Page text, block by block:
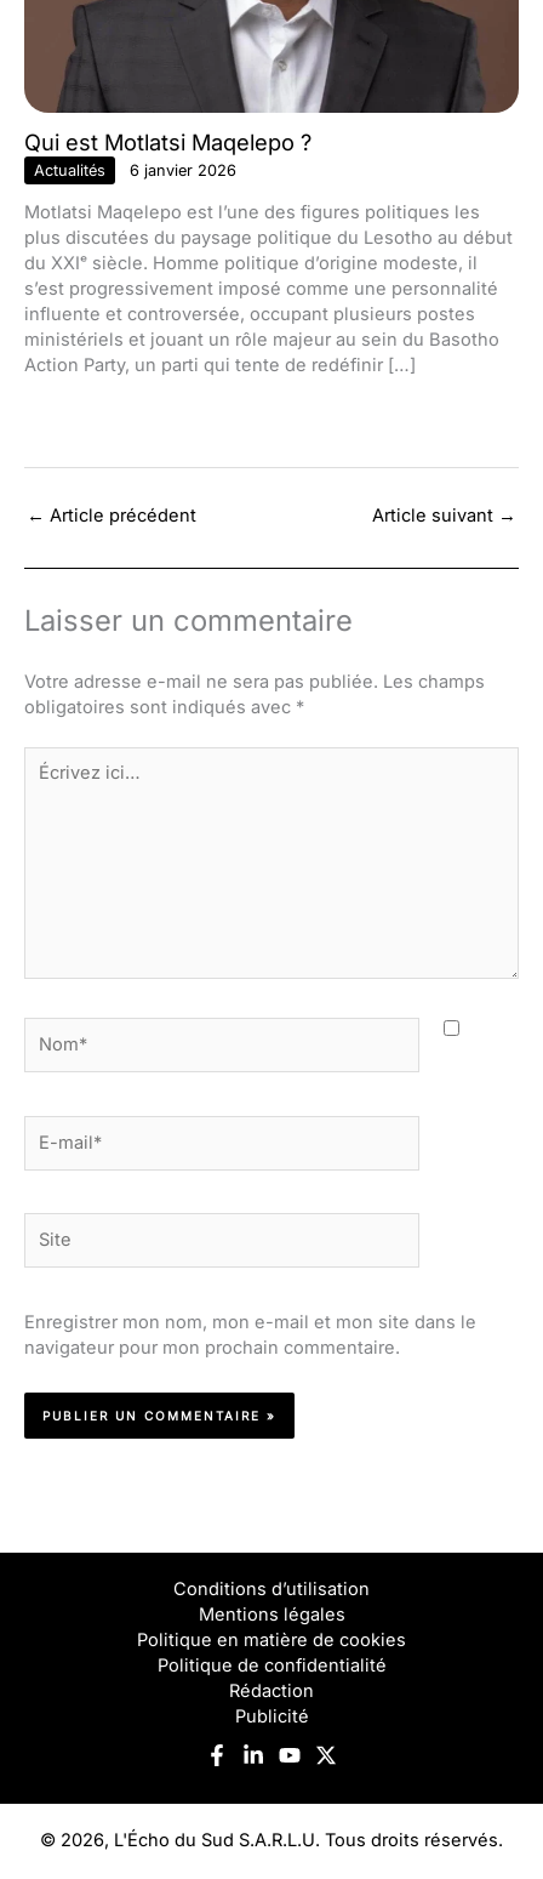
Qui est Motlatsi Maqelepo ?
Actualités 6 janvier 2026
Motlatsi Maqelepo est l’une des figures politiques les
plus discutées du paysage politique du Lesotho au début
du XXIᵉ siècle. Homme politique d’origine modeste, il
s’est progressivement imposé comme une personnalité
influente et controversée, occupant plusieurs postes
ministériels et jouant un rôle majeur au sein du Basotho
Action Party, un parti qui tente de redéfinir […]
← Article précédent Article suivant →
Laisser un commentaire
Votre adresse e-mail ne sera pas publiée. Les champs
obligatoires sont indiqués avec *
Écrivez
ici…
mail*
Enregistrer mon nom, mon e-mail et mon site dans le
navigateur pour mon prochain commentaire.
Conditions d’utilisation
Mentions légales
Politique en matière de cookies
Politique de confidentialité
Rédaction
Publicité
© 2026, L'Écho du Sud S.A.R.L.U. Tous droits réservés.